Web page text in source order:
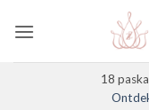
naar
18